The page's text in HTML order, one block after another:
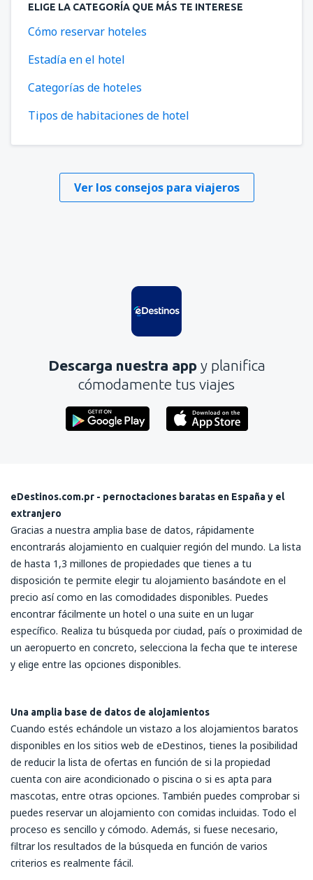
ELIGE LA CATEGORÍA QUE MÁS TE INTERESE
Cómo reservar hoteles
Estadía en el hotel
Categorías de hoteles
Tipos de habitaciones de hotel
Ver los consejos para viajeros
Descarga nuestra app y planifica
cómodamente tus viajes
eDestinos.com.pr - pernoctaciones baratas en España y el
extranjero
Gracias a nuestra amplia base de datos, rápidamente
encontrarás alojamiento en cualquier región del mundo. La lista
de hasta 1,3 millones de propiedades que tienes a tu
disposición te permite elegir tu alojamiento basándote en el
precio así como en las comodidades disponibles. Puedes
encontrar fácilmente un hotel o una suite en un lugar
específico. Realiza tu búsqueda por ciudad, país o proximidad de
un aeropuerto en concreto, selecciona la fecha que te interese
y elige entre las opciones disponibles.
Una amplia base de datos de alojamientos
Cuando estés echándole un vistazo a los alojamientos baratos
disponibles en los sitios web de eDestinos, tienes la posibilidad
de reducir la lista de ofertas en función de si la propiedad
cuenta con aire acondicionado o piscina o si es apta para
mascotas, entre otras opciones. También puedes comprobar si
puedes reservar un alojamiento con comidas incluidas. Todo el
proceso es sencillo y cómodo. Además, si fuese necesario,
filtrar los resultados de la búsqueda en función de varios
criterios es realmente fácil.